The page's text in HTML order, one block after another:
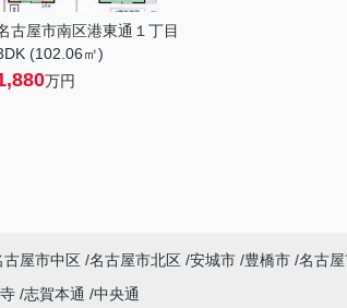
古屋市南区港東通１丁目
(102.06㎡)
万円
古屋市中区 名古屋市北区 安城市 豊橋市 名古
志賀本通
中央通